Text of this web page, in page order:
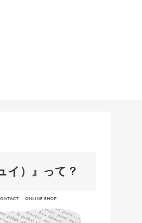
イ）』って？